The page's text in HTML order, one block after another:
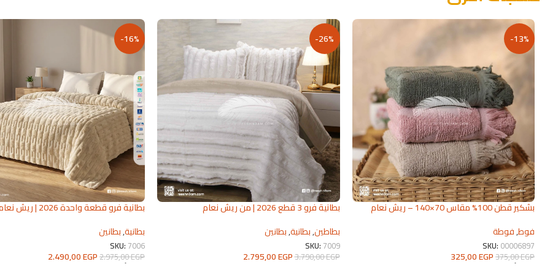
-13%
بشكير قطن 100% مقاس 70×140 – ريش نعام
فوط,فوطة
SKU: 00006897
375,00EGP
325,00EGP
تحديد أحد الخيارات
-26%
بطانية فرو 3 قطع 2026 | من ريش نعام
بطاطين,بطانية,بطانين
SKU: 7009
3.790,00EGP
2.795,00EGP
-16%
بطانية فرو قطعة واحدة 2026 | ريش
بطانية,بطانين
SKU: 7006
2.975,00EGP
2.490,00EGP
تحديد أحد الخيارات